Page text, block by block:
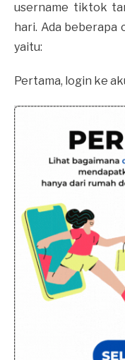
username tiktok
hari. Ada beberapa
yaitu:
Pertama, login ke